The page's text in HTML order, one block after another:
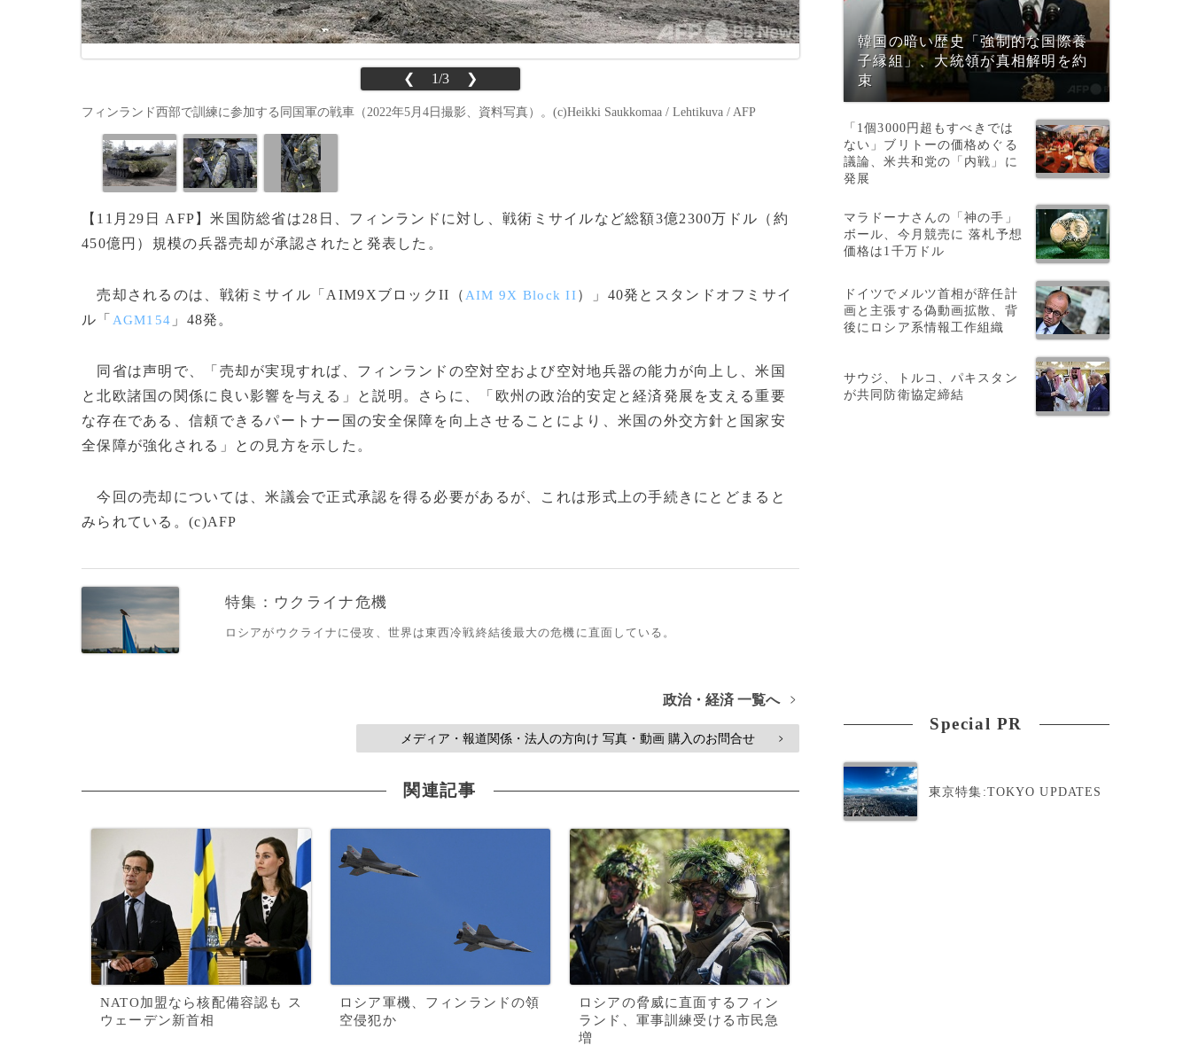
❮ 1/3 ❯
フィンランド西部で訓練に参加する同国軍の戦車（2022年5月4日撮影、資料写真）。(c)Heikki Saukkomaa / Lehtikuva / AFP
【11月29日 AFP】米国防総省は28日、フィンランドに対し、戦術ミサイルなど総額3億2300万ドル（約
450億円）規模の兵器売却が承認されたと発表した。
売却されるのは、戦術ミサイル「AIM9XブロックII（ AIM 9X Block II）」40発とスタンドオフミサイ
ル「 AGM154 」48発。
同省は声明で、「売却が実現すれば、フィンランドの空対空および空対地兵器の能力が向上し、米国
と北欧諸国の関係に良い影響を与える」と説明。さらに、「欧州の政治的安定と経済発展を支える重要
な存在である、信頼できるパートナー国の安全保障を向上させることにより、米国の外交方針と国家安
全保障が強化される」との見方を示した。
今回の売却については、米議会で正式承認を得る必要があるが、これは形式上の手続きにとどまると
みられている。(c)AFP
特集：ウクライナ危機
ロシアがウクライナに侵攻、世界は東西冷戦終結後最大の危機に直面している。
政治・経済 一覧へ >
メディア・報道関係・法人の方向け 写真・動画 購入のお問合せ >
関連記事
NATO加盟なら核配備容認も ス
ウェーデン新首相
ロシア軍機、フィンランドの領
空侵犯か
ロシアの脅威に直面するフィン
ランド、軍事訓練受ける市民急
増
韓国の暗い歴史「強制的な国際養
子縁組」、大統領が真相解明を約
束
「1個3000円超もすべきでは
ない」ブリトーの価格めぐる
議論、米共和党の「内戦」に
発展
マラドーナさんの「神の手」
ボール、今月競売に 落札予想
価格は1千万ドル
ドイツでメルツ首相が辞任計
画と主張する偽動画拡散、背
後にロシア系情報工作組織
サウジ、トルコ、パキスタン
が共同防衛協定締結
Special PR
東京特集:TOKYO UPDATES